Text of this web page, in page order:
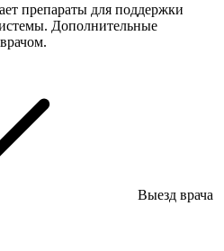
препараты для поддержки
Дополнительные
Выезд врача